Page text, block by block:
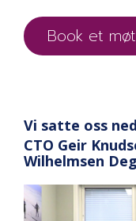
Book et
Vi satte oss
CTO Geir
Wilhelmsen